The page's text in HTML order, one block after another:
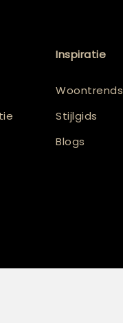
Inspiratie
Woontrends
Stijlgids
Blogs